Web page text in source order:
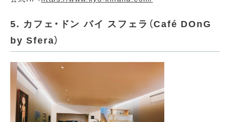
5. カフェ・ドン バイ スフェラ（Café DOnG
by Sfera）